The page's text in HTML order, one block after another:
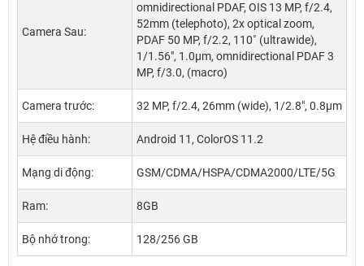
Camera Sau:
omnidirectional PDAF, OIS 13 MP, f/2.4,
52mm (telephoto), 2x optical zoom,
PDAF 50 MP, f/2.2, 110˚ (ultrawide),
1/1.56", 1.0µm, omnidirectional PDAF 3
MP, f/3.0, (macro)
Camera trước: 32 MP, f/2.4, 26mm (wide), 1/2.8", 0.8µm
Hệ điều hành: Android 11, ColorOS 11.2
Mạng di động: GSM/CDMA/HSPA/CDMA2000/LTE/5G
Ram: 8GB
Bộ nhớ trong: 128/256 GB